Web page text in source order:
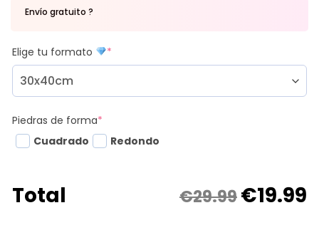
Envío gratuito ?
Elige tu formato *
Piedras de forma*
Cuadrado
Redondo
Total €29.99€19.99